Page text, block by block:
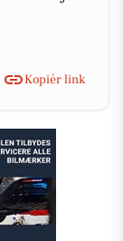
Kopiér link